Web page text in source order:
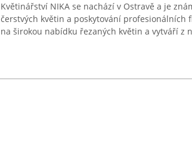
Květinářství NIKA se nachází v Ostravě a je
čerstvých květin a poskytování profesionálních
na širokou nabídku řezaných květin a vytváří z